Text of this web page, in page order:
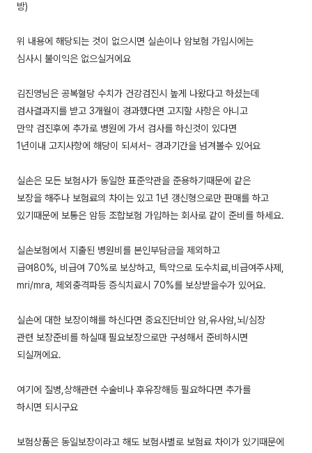
방)
위 내용에 해당되는 것이 없으시면 실손이나 암보험 가입시에는
심사시 불이익은 없으실거에요
김진영님은 공복혈당 수치가 건강검진시 높게 나왔다고 하셨는데
검사결과지를 받고 3개월이 경과했다면 고지할 사항은 아니고
만약 검진후에 추가로 병원에 가서 검사를 하신것이 있다면
1년이내 고지사항에 해당이 되셔서~ 경과기간을 넘겨볼수 있어요
실손은 모든 보험사가 동일한 표준약관을 준용하기때문에 같은
보장을 해주나 보험료의 차이는 있고 1년 갱신형으로만 판매를 하고
있기때문에 보통은 암등 조합보험 가입하는 회사로 같이 준비를 하세요.
실손보험에서 지출된 병원비를 본인부담금을 제외하고
급여80%, 비급여 70%로 보상하고, 특약으로 도수치료,비급여주사제,
mri/mra, 체외충격파등 증식치료시 70%를 보상받을수가 있어요.
실손에 대한 보장이해를 하신다면 중요진단비안 암,유사암,뇌/심장
관련 보장준비를 하실때 필요보장으로만 구성해서 준비하시면
되실꺼에요.
여기에 질병,상해관련 수술비나 후유장해등 필요하다면 추가를
하시면 되시구요
보험상품은 동일보장이라고 해도 보험사별로 보험료 차이가 있기때문에